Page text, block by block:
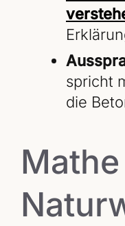
spricht
die